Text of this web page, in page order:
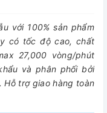
với 100% sản phẩm
có tốc độ cao, chất
27,000 vòng/phút
và phân phối bởi
Hỗ trợ giao hàng toàn